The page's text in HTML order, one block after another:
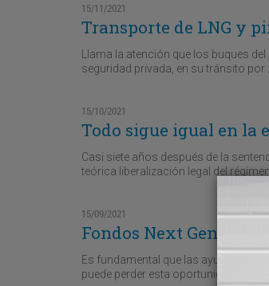
15/11/2021
Transporte de LNG y
Llama la atención que los buques
seguridad privada, en su tránsito por
15/10/2021
Todo sigue igual en la
Casi siete años después de la
teórica liberalización legal del
15/09/2021
Fondos Next Generation
Es fundamental que las ayudas se
puede perder esta oportunidad